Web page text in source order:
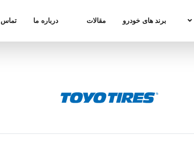
برند های خودرو مقالات درباره ما تماس